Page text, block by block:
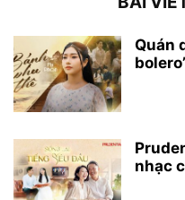
Quán
nhạc